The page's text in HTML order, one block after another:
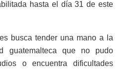
hasta el día 31 de este
busca tender una mano a la
guatemalteca que no pudo
o encuentra dificultades